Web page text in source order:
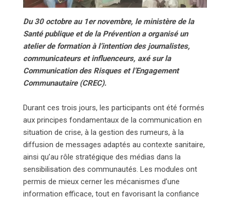
Du 30 octobre au 1er novembre, le ministère de la
Santé publique et de la Prévention a organisé un
atelier de formation à l’intention des journalistes,
communicateurs et influenceurs, axé sur la
Communication des Risques et l’Engagement
Communautaire (CREC).
Durant ces trois jours, les participants ont été formés
aux principes fondamentaux de la communication en
situation de crise, à la gestion des rumeurs, à la
diffusion de messages adaptés au contexte sanitaire,
ainsi qu’au rôle stratégique des médias dans la
sensibilisation des communautés. Les modules ont
permis de mieux cerner les mécanismes d’une
information efficace, tout en favorisant la confiance